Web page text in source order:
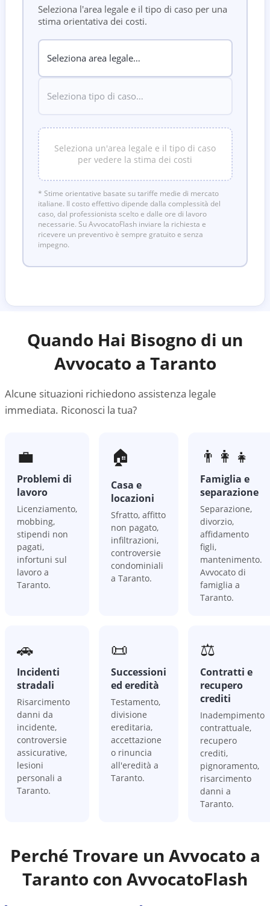
Seleziona l'area legale e il tipo di caso per una
stima orientativa dei costi.
Seleziona un'area legale e il tipo di caso
per vedere la stima dei costi
* Stime orientative basate su tariffe medie di mercato
italiane. Il costo effettivo dipende dalla complessità del
caso, dal professionista scelto e dalle ore di lavoro
necessarie. Su AvvocatoFlash inviare la richiesta e
ricevere un preventivo è sempre gratuito e senza
impegno.
Quando Hai Bisogno di un
Avvocato a Taranto
Alcune situazioni richiedono assistenza legale
immediata. Riconosci la tua?
💼
Problemi di
lavoro
Licenziamento,
mobbing,
stipendi non
pagati,
infortuni sul
lavoro a
Taranto.
🏠
Casa e
locazioni
Sfratto, affitto
non pagato,
infiltrazioni,
controversie
condominiali
a Taranto.
👨‍👩‍👧
Famiglia e
separazione
Separazione,
divorzio,
affidamento
figli,
mantenimento.
Avvocato di
famiglia a
Taranto.
🚗
Incidenti
stradali
Risarcimento
danni da
incidente,
controversie
assicurative,
lesioni
personali a
Taranto.
📜
Successioni
ed eredità
Testamento,
divisione
ereditaria,
accettazione
o rinuncia
all'eredità a
Taranto.
⚖️
Contratti e
recupero
crediti
Inadempimento
contrattuale,
recupero
crediti,
pignoramento,
risarcimento
danni a
Taranto.
Perché Trovare un Avvocato a
Taranto con AvvocatoFlash